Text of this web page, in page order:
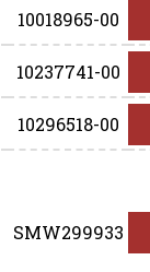
10018965-00
10237741-00
10296518-00
SMW299933